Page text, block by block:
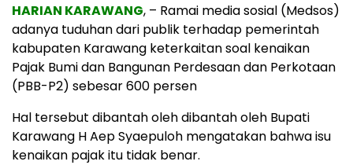
HARIAN KARAWANG, – Ramai media sosial (Medsos)
adanya tuduhan dari publik terhadap pemerintah
kabupaten Karawang keterkaitan soal kenaikan
Pajak Bumi dan Bangunan Perdesaan dan Perkotaan
(PBB-P2) sebesar 600 persen
Hal tersebut dibantah oleh dibantah oleh Bupati
Karawang H Aep Syaepuloh mengatakan bahwa isu
kenaikan pajak itu tidak benar.